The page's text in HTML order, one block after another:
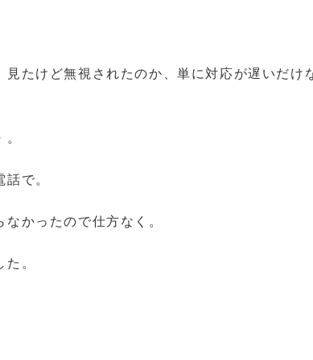
見たけど無視されたのか、単に対応が遅いだけ
で。
かったので仕方なく。
。